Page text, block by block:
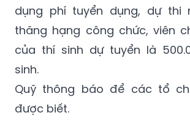
dụng phí tuyển dụng, dự thi
thăng hạng công chức, viên
của thí sinh dự tuyển là
sinh.
Quỹ thông báo để các tổ
được biết.